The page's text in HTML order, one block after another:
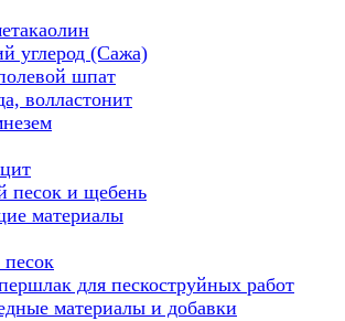
углерод (Сажа)
шпат
волластонит
песок и щебень
материалы
для пескоструйных работ
материалы и добавки